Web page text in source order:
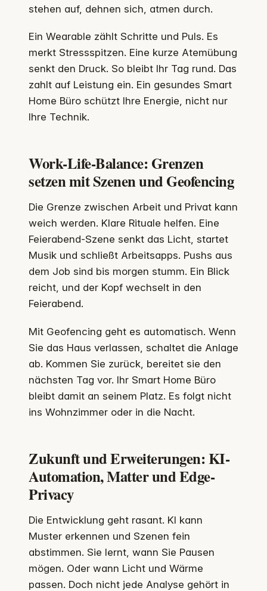
stehen auf, dehnen sich, atmen durch.
Ein Wearable zählt Schritte und Puls. Es
merkt Stressspitzen. Eine kurze Atemübung
senkt den Druck. So bleibt Ihr Tag rund. Das
zahlt auf Leistung ein. Ein gesundes Smart
Home Büro schützt Ihre Energie, nicht nur
Ihre Technik.
Work-Life-Balance: Grenzen
setzen mit Szenen und Geofencing
Die Grenze zwischen Arbeit und Privat kann
weich werden. Klare Rituale helfen. Eine
Feierabend-Szene senkt das Licht, startet
Musik und schließt Arbeitsapps. Pushs aus
dem Job sind bis morgen stumm. Ein Blick
reicht, und der Kopf wechselt in den
Feierabend.
Mit Geofencing geht es automatisch. Wenn
Sie das Haus verlassen, schaltet die Anlage
ab. Kommen Sie zurück, bereitet sie den
nächsten Tag vor. Ihr Smart Home Büro
bleibt damit an seinem Platz. Es folgt nicht
ins Wohnzimmer oder in die Nacht.
Zukunft und Erweiterungen: KI-
Automation, Matter und Edge-
Privacy
Die Entwicklung geht rasant. KI kann
Muster erkennen und Szenen fein
abstimmen. Sie lernt, wann Sie Pausen
mögen. Oder wann Licht und Wärme
passen. Doch nicht jede Analyse gehört in